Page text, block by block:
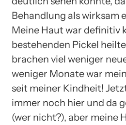
Behandlung als wirksam
Meine Haut war definitiv
bestehenden Pickel
brachen viel weniger
weniger Monate war
seit meiner Kindheit!
immer noch hier und da
(wer nicht?), aber meine